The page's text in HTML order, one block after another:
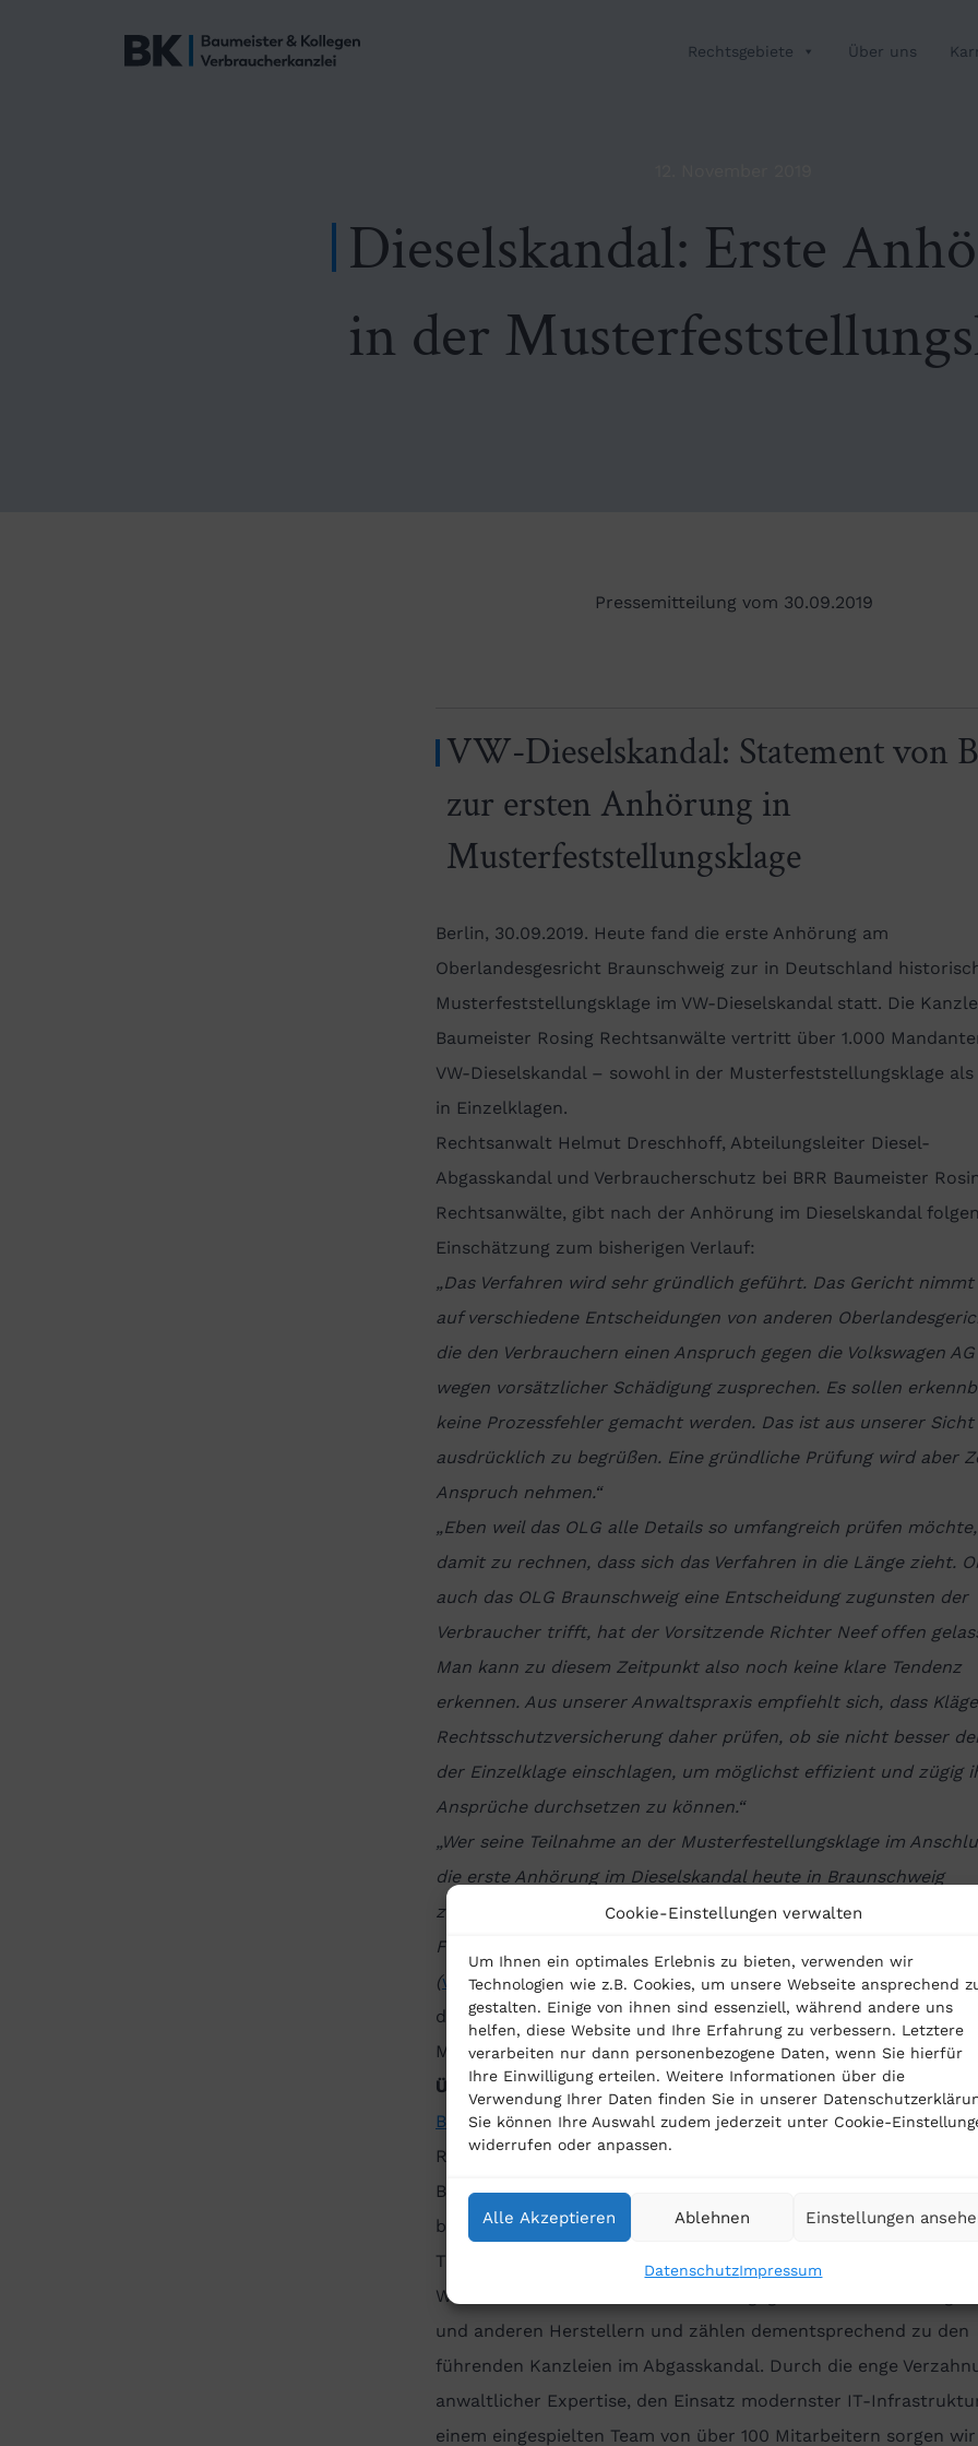
Cookie-Einstellungen verwalten
Um Ihnen ein optimales Erlebnis zu bieten, verwenden wir
Technologien wie z.B. Cookies, um unsere Webseite ansprechend
gestalten. Einige von ihnen sind essenziell, während andere uns
helfen, diese Website und Ihre Erfahrung zu verbessern. Letztere
verarbeiten nur dann personenbezogene Daten, wenn Sie hierfür
Ihre Einwilligung erteilen. Weitere Informationen über die
Verwendung Ihrer Daten finden Sie in unserer
Sie können Ihre Auswahl zudem jederzeit unter Cookie-
widerrufen oder anpassen.
Alle Akzeptieren Ablehnen Einstellungen
DatenschutzImpressum
Rechtsgebiete Über uns
Dieselskandal: Erste
in der
Pressemitteilung vom 30.09.2019
VW-Dieselskandal: Statement von
zur ersten Anhörung in
Musterfeststellungsklage
Berlin, 30.09.2019. Heute fand die erste Anhörung am
Oberlandesgesricht Braunschweig zur in Deutschland
Musterfeststellungsklage im VW-Dieselskandal statt. Die
Baumeister Rosing Rechtsanwälte vertritt über 1.000
VW-Dieselskandal – sowohl in der Musterfeststellungsklage als
in Einzelklagen.
Rechtsanwalt Helmut Dreschhoff, Abteilungsleiter Diesel-
Abgasskandal und Verbraucherschutz bei BRR Baumeister
Rechtsanwälte, gibt nach der Anhörung im Dieselskandal
Einschätzung zum bisherigen Verlauf:
„Das Verfahren wird sehr gründlich geführt. Das Gericht nimmt
auf verschiedene Entscheidungen von anderen
die den Verbrauchern einen Anspruch gegen die Volkswagen AG
wegen vorsätzlicher Schädigung zusprechen. Es sollen
keine Prozessfehler gemacht werden. Das ist aus unserer Sicht
ausdrücklich zu begrüßen. Eine gründliche Prüfung wird aber
Anspruch nehmen.“
„Eben weil das OLG alle Details so umfangreich prüfen
damit zu rechnen, dass sich das Verfahren in die Länge zieht.
auch das OLG Braunschweig eine Entscheidung zugunsten der
Verbraucher trifft, hat der Vorsitzende Richter Neef offen
Man kann zu diesem Zeitpunkt also noch keine klare Tendenz
erkennen. Aus unserer Anwaltspraxis empfiehlt sich, dass
Rechtsschutzversicherung daher prüfen, ob sie nicht besser
der Einzelklage einschlagen, um möglichst effizient und zügig
Ansprüche durchsetzen zu können.“
„Wer seine Teilnahme an der Musterfestellungsklage im
die erste Anhörung im Dieselskandal heute in Braunschweig
zurücknehmen möchte, kann das heute bis 23.59 Uhr über ein
Formular auf der Webseite des Bundesjustizamtes
(www.bundesjustizamt.de) tun. Dabei müssen Verbraucher aber
dringend beachten, dass eine erneute Anmeldung zur
Musterfeststellungsklage danach nicht mehr möglich sein wird.“
Über Baumeister Rosing Rechtsanwälte
Baumeister Rosing Rechtsanwälteist eine mittelständische
Rechtsanwaltskanzlei mit 22 Berufsträgern an zwei Standorten
Berlin und in Esslingen, Baden-Württemberg. Seit mehr als 20
beraten wir Verbraucher in ausgewählten zivilrechtlichen
Themengebieten.
Wir beraten über 10.000 Mandanten gegenüber der Volkswagen
und anderen Herstellern und zählen dementsprechend zu den
führenden Kanzleien im Abgasskandal. Durch die enge
anwaltlicher Expertise, den Einsatz modernster IT-
einem eingespielten Team von über 100 Mitarbeitern sorgen